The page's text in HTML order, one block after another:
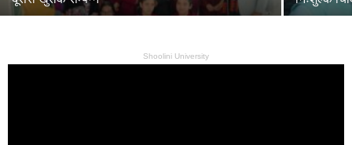
Shoolini University